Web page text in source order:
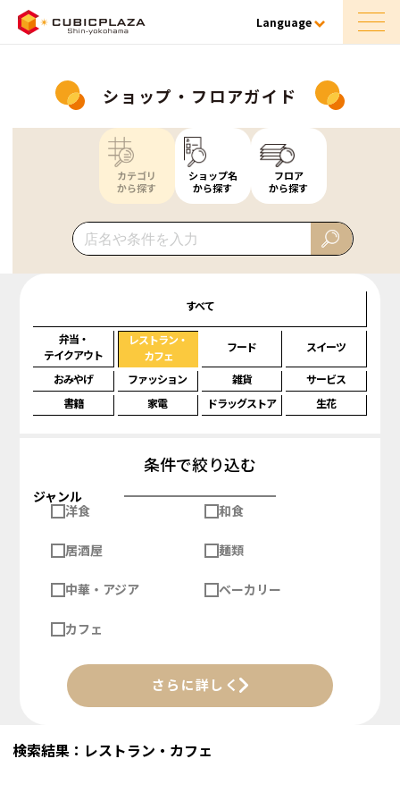
Language
ショップ・フロアガイド
カテゴリ
から探す
ショップ名
から探す
フロア
から探す
すべて
弁当・
テイクアウト
レストラン・
カフェ
フード スイーツ
おみやげ ファッション 雑貨
サービス
書籍
家電 ドラッグストア 生花
条件で絞り込む
ジャンル
洋食
和食
居酒屋 麺類
中華・アジア ベーカリー
カフェ
さらに詳しく
検索結果：レストラン・カフェ